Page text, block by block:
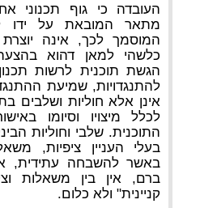
העובדה כי גוף תכנוני
מתאר המובאת על ידו
המוסמך לכך, אינה
כלשהי למאן דהוא
הגשת תוכנית לרשות
להתנגדויות, שמיעת
אינן אלא חוליות ושלבים
לכלל מיצויו וסיומו
התוכנית. שלבי וחוליות
בעלי העניין ציפיות,
באשר להשבחה עתידית,
ברם, אין בין משאלות
קניינית" ולא כלום.